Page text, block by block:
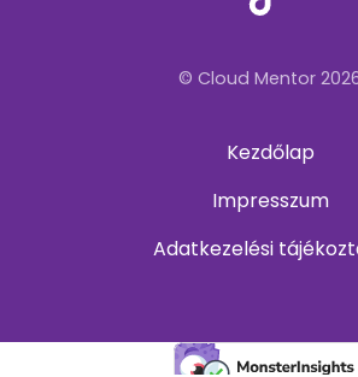
© Cloud Mentor
Kezdőlap
Impresszum
Adatkezelési